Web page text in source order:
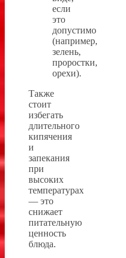
если
это
допустимо
(например,
зелень,
проростки,
орехи).
Также
стоит
избегать
длительного
кипячения
и
запекания
при
высоких
температурах
— это
снижает
питательную
ценность
блюда.